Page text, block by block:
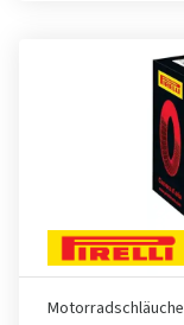
Motorradschläuche